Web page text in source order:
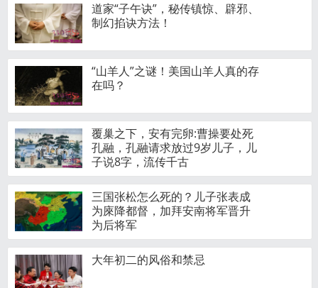
道家“子午诀”，秘传镇惊、辟邪、
制幻掐诀方法！
“山羊人”之谜！美国山羊人真的存
在吗？
覆巢之下，安有完卵:曹操要处死
孔融，孔融请求放过9岁儿子，儿
子说8字，流传千古
三国张松怎么死的？儿子张表成
为庲降都督，加拜安南将军晋升
为后将军
大年初二的风俗和禁忌